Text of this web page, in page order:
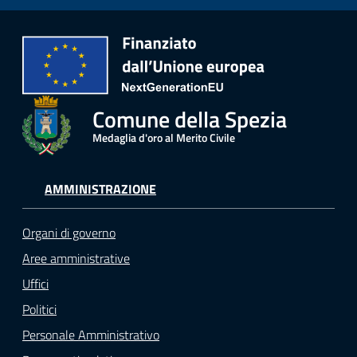
Comune della Spezia
Medaglia d'oro al Merito Civile
AMMINISTRAZIONE
Organi di governo
Aree amministrative
Uffici
Politici
Personale Amministrativo